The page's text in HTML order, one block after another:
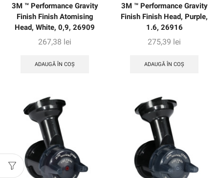
3M ™ Performance Gravity
Finish Finish Atomising
Head, White, 0,9, 26909
267,38 lei
ADAUGĂ ÎN COȘ
3M ™ Performance Gravity
Finish Finish Head, Purple,
1.6, 26916
275,39 lei
ADAUGĂ ÎN COȘ